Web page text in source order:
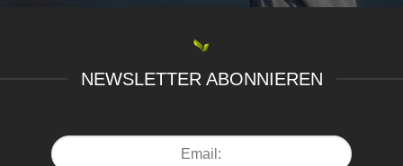
NEWSLETTER ABONNIEREN